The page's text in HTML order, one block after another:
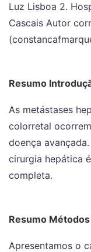
Luz Lisboa 2.
Cascais Autor
Resumo
As metástases
colorretal
doença
cirurgia hepática
completa.
Resumo Métodos
Apresentamos o